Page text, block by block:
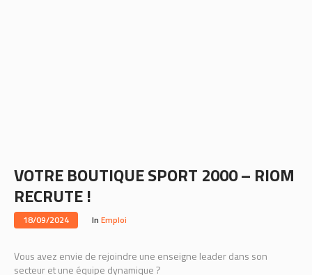
VOTRE BOUTIQUE SPORT 2000 – RIOM
RECRUTE !
18/09/2024 In Emploi
Vous avez envie de rejoindre une enseigne leader dans son
secteur et une équipe dynamique ?